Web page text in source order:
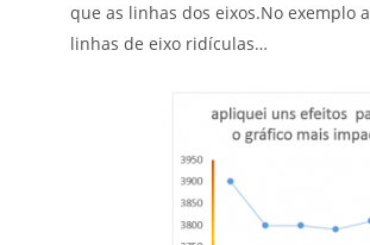
que as linhas dos eixos.No exemplo
linhas de eixo ridículas…